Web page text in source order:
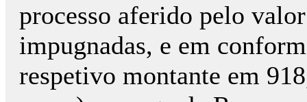
processo aferido pelo
impugnadas, e em
respetivo montante em